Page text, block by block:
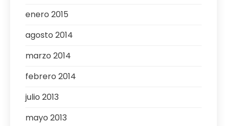
enero 2015
agosto 2014
marzo 2014
febrero 2014
julio 2013
mayo 2013